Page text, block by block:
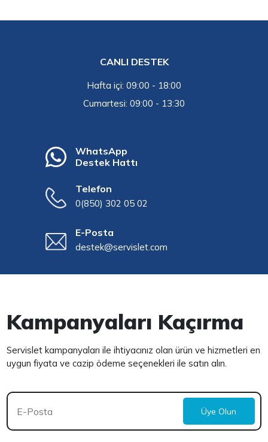
CANLI DESTEK
Hafta içi: 09:00 - 18:00
Cumartesi: 09:00 - 13:30
WhatsApp
Destek Hattı
Telefon
0(850) 302 05 02
E-Posta
destek@servislet.com
Kampanyaları Kaçırma
Servislet kampanyaları ile ihtiyacınız olan ürün ve hizmetleri en
uygun fiyata ve cazip ödeme seçenekleri ile satın alın.
Üye Olun